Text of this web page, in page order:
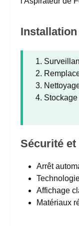
Sécurité
Arrêt
Affichage
Matériaux